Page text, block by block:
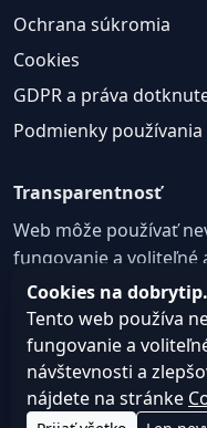
Ochrana súkromia
Cookies
GDPR a práva
Podmienky používania
Transparentnosť
Web môže používať
fungovanie a voliteľné
zlepšovanie obsahu a
Nastavenie cookies
©
Cookies na
Tento web používa
fungovanie a
návštevnosti a
nájdete na stránke